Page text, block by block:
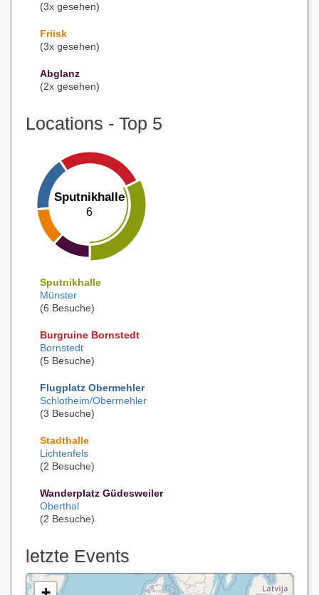
(3x gesehen)
Friisk
(3x gesehen)
Abglanz
(2x gesehen)
Locations - Top 5
Sputnikhalle
6
Sputnikhalle
Münster
(6 Besuche)
Burgruine Bornstedt
Bornstedt
(5 Besuche)
Flugplatz Obermehler
Schlotheim/Obermehler
(3 Besuche)
Stadthalle
Lichtenfels
(2 Besuche)
Wanderplatz Güdesweiler
Oberthal
(2 Besuche)
letzte Events